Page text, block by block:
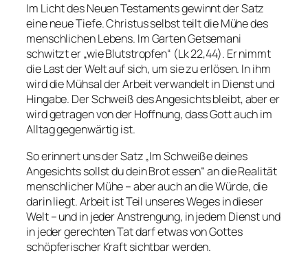
Im Licht des Neuen Testaments gewinnt der Satz
eine neue Tiefe. Christus selbst teilt die Mühe des
menschlichen Lebens. Im Garten Getsemani
schwitzt er „wie Blutstropfen“ (Lk 22,44). Er nimmt
die Last der Welt auf sich, um sie zu erlösen. In ihm
wird die Mühsal der Arbeit verwandelt in Dienst und
Hingabe. Der Schweiß des Angesichts bleibt, aber er
wird getragen von der Hoffnung, dass Gott auch im
Alltag gegenwärtig ist.
So erinnert uns der Satz „Im Schweiße deines
Angesichts sollst du dein Brot essen“ an die Realität
menschlicher Mühe – aber auch an die Würde, die
darin liegt. Arbeit ist Teil unseres Weges in dieser
Welt – und in jeder Anstrengung, in jedem Dienst und
in jeder gerechten Tat darf etwas von Gottes
schöpferischer Kraft sichtbar werden.